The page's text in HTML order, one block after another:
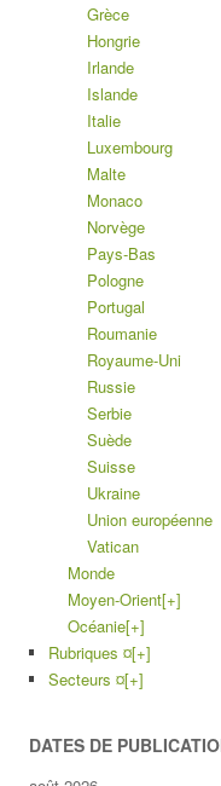
Grèce
Hongrie
Irlande
Islande
Italie
Luxembourg
Malte
Monaco
Norvège
Pays-Bas
Pologne
Portugal
Roumanie
Royaume-Uni
Russie
Serbie
Suède
Suisse
Ukraine
Union européenne
Vatican
Monde
Moyen-Orient[+]
Océanie[+]
Rubriques ¤[+]
Secteurs ¤[+]
DATES DE